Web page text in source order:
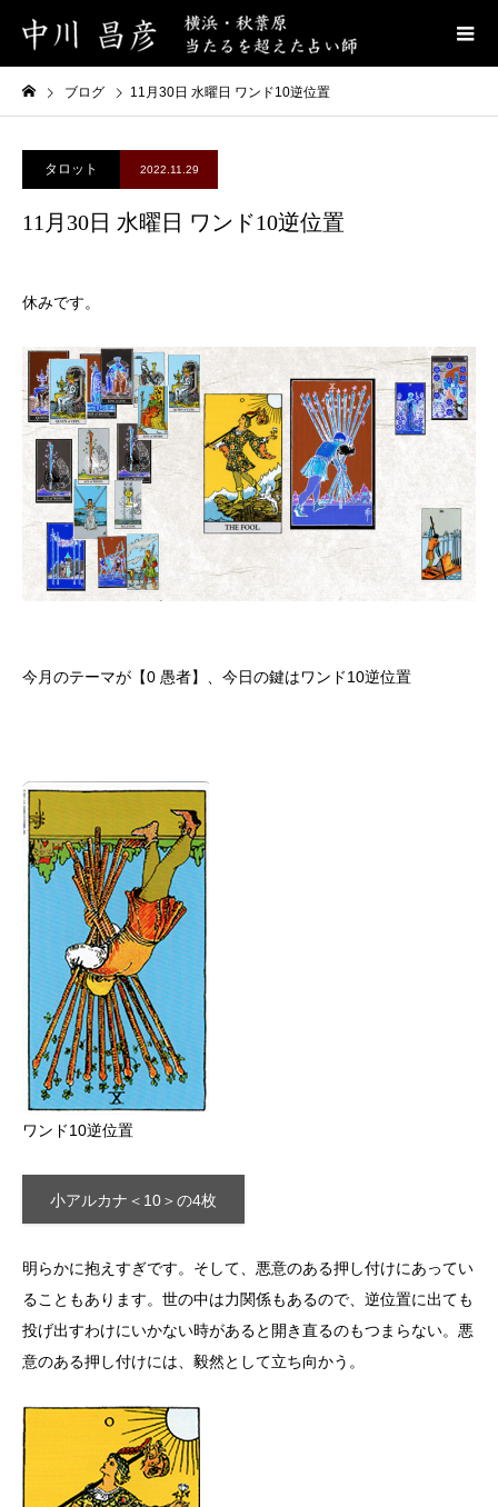
ブログ 11月30日 水曜日 ワンド10逆位置
タロット 2022.11.29
11月30日 水曜日 ワンド10逆位置
休みです。
今月のテーマが【0 愚者】、今日の鍵はワンド10逆位置
ワンド10逆位置
小アルカナ＜10＞の4枚
明らかに抱えすぎです。そして、悪意のある押し付けにあってい
ることもあります。世の中は力関係もあるので、逆位置に出ても
投げ出すわけにいかない時があると開き直るのもつまらない。悪
意のある押し付けには、毅然として立ち向かう。